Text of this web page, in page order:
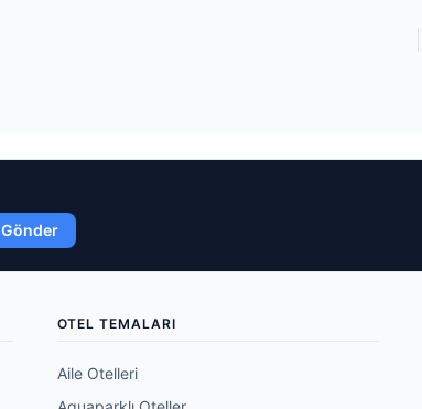
Gönder
OTEL TEMALARI
Aile Otelleri